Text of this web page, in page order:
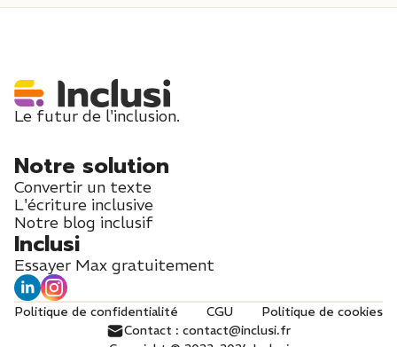
Le futur de l'inclusion.
Notre solution
Convertir un texte
L'écriture inclusive
Notre blog inclusif
Inclusi
Essayer Max gratuitement
Politique de confidentialité CGU
Politique de cookies
Contact : contact@inclusi.fr